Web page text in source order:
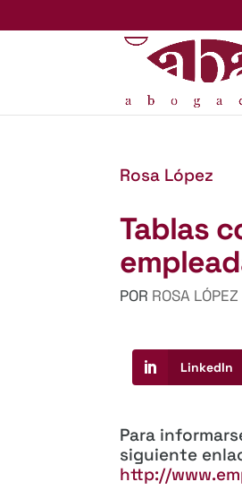
Rosa López
Tablas
POR ROSA LÓPEZ
LinkedIn
Para
siguiente
http://